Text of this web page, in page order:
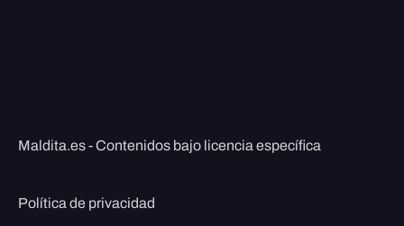
Maldita.es - Contenidos bajo licencia específica
Política de privacidad